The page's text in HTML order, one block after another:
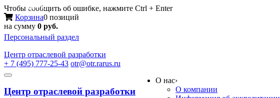
Чтобы сообщить об ошибке, нажмите Ctrl + Enter
Корзина0 позиций
на сумму 0 руб.
Персональный раздел
Центр отраслевой разработки
+ 7 (495) 777-25-43 otr@otr.rarus.ru
Toggle
Меню
Центр отраслевой разработки
О нас›
О компании